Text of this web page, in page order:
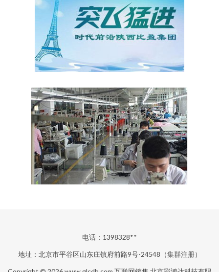
电话：1398328**
地址：北京市平谷区山东庄镇府前路9号-24548（集群注册）